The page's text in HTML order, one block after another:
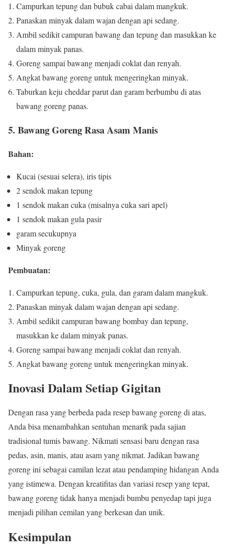
Campurkan tepung dan bubuk cabai dalam mangkuk.
Panaskan minyak dalam wajan dengan api sedang.
Ambil sedikit campuran bawang dan tepung dan masukkan ke
dalam minyak panas.
Goreng sampai bawang menjadi coklat dan renyah.
Angkat bawang goreng untuk mengeringkan minyak.
Taburkan keju cheddar parut dan garam berbumbu di atas
bawang goreng panas.
5. Bawang Goreng Rasa Asam Manis
Bahan:
Kucai (sesuai selera), iris tipis
2 sendok makan tepung
1 sendok makan cuka (misalnya cuka sari apel)
1 sendok makan gula pasir
garam secukupnya
Minyak goreng
Pembuatan:
Campurkan tepung, cuka, gula, dan garam dalam mangkuk.
Panaskan minyak dalam wajan dengan api sedang.
Ambil sedikit campuran bawang bombay dan tepung,
masukkan ke dalam minyak panas.
Goreng sampai bawang menjadi coklat dan renyah.
Angkat bawang goreng untuk mengeringkan minyak.
Inovasi Dalam Setiap Gigitan
Dengan rasa yang berbeda pada resep bawang goreng di atas,
Anda bisa menambahkan sentuhan menarik pada sajian
tradisional tumis bawang. Nikmati sensasi baru dengan rasa
pedas, asin, manis, atau asam yang nikmat. Jadikan bawang
goreng ini sebagai camilan lezat atau pendamping hidangan Anda
yang istimewa. Dengan kreatifitas dan variasi resep yang tepat,
bawang goreng tidak hanya menjadi bumbu penyedap tapi juga
menjadi pilihan cemilan yang berkesan dan unik.
Kesimpulan